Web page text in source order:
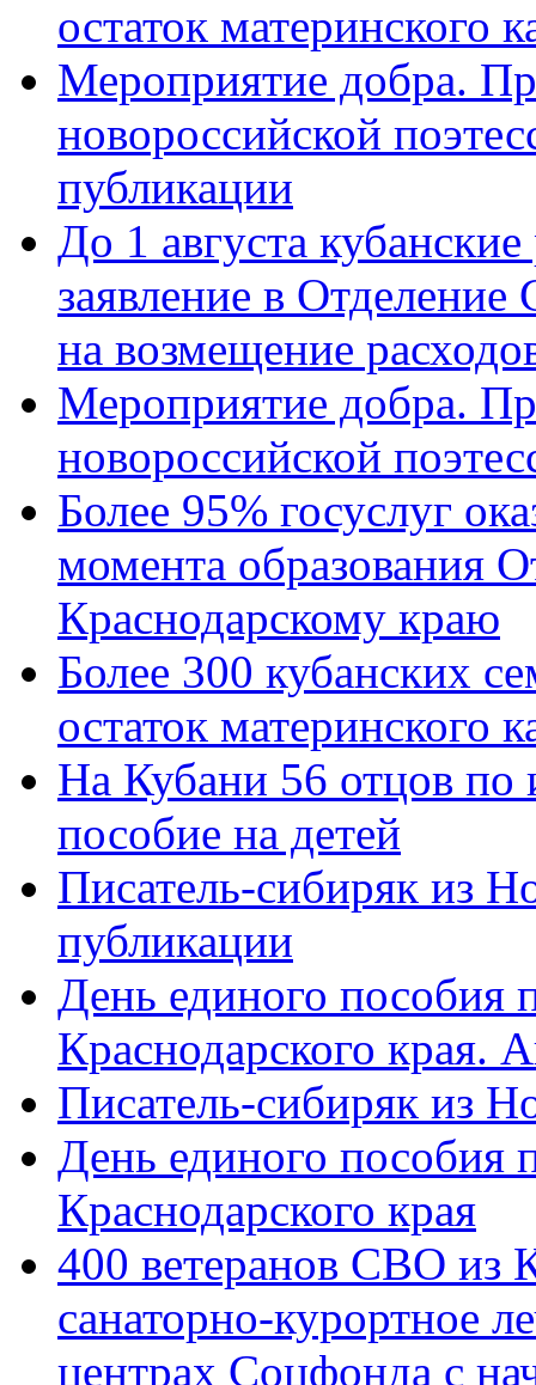
остаток материнского
Мероприятие добра.
новороссийской
публикации
До 1 августа
заявление в
на возмещение
Мероприятие добра.
новороссийской
Более 95% госуслуг
момента образования
Краснодарскому краю
Более 300 кубанских
остаток материнского
На Кубани 56 отцов по
пособие на детей
Писатель-сибиряк из
публикации
День единого пособия
Краснодарского края.
Писатель-сибиряк из
День единого пособия
Краснодарского края
400 ветеранов СВО из
санаторно-курортное
центрах Соцфонда с